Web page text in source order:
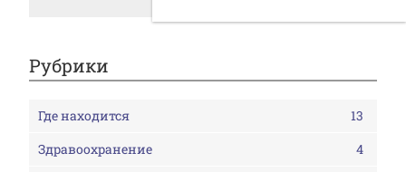
Рубрики
Где находится
13
Здравоохранение
4